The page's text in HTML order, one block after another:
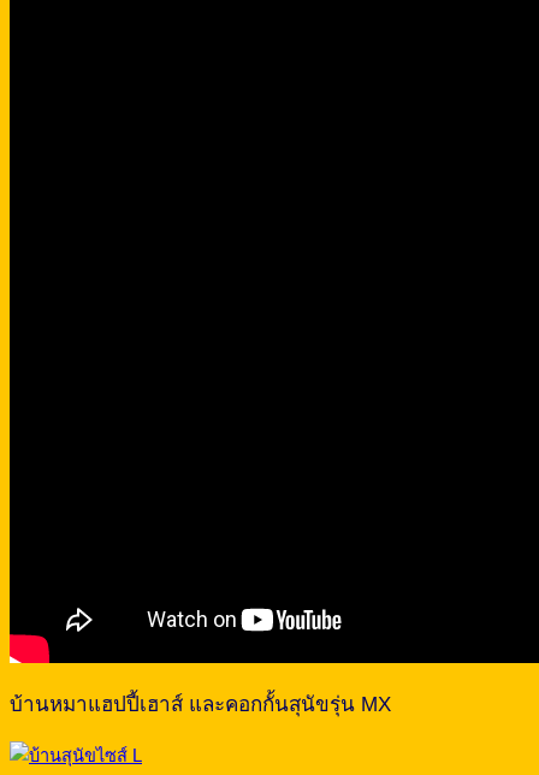
บ้านหมาแฮปปี้เฮาส์ และคอกกั้นสุนัขรุ่น MX